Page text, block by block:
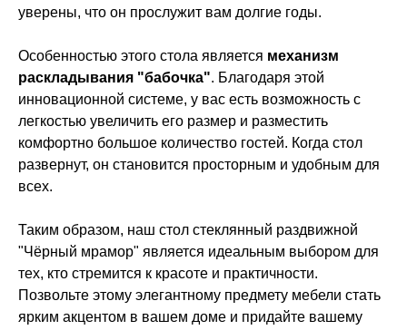
уверены, что он прослужит вам долгие годы.
Особенностью этого стола является механизм
раскладывания "бабочка". Благодаря этой
инновационной системе, у вас есть возможность с
легкостью увеличить его размер и разместить
комфортно большое количество гостей. Когда стол
развернут, он становится просторным и удобным для
всех.
Таким образом, наш стол стеклянный раздвижной
"Чёрный мрамор" является идеальным выбором для
тех, кто стремится к красоте и практичности.
Позвольте этому элегантному предмету мебели стать
ярким акцентом в вашем доме и придайте вашему